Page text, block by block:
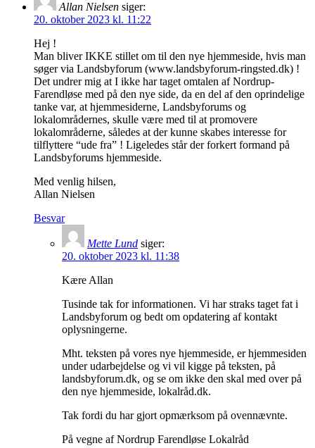
Allan Nielsen siger:
20. oktober 2023 kl. 11:22
Hej !
Man bliver IKKE stillet om til den nye hjemmeside, hvis man
søger via Landsbyforum (www.landsbyforum-ringsted.dk) !
Det undrer mig at I ikke har taget omtalen af Nordrup-
Farendløse med på den nye side, da en del af den oprindelige
tanke var, at hjemmesiderne, Landsbyforums og
lokalområdernes, skulle være med til at promovere
lokalområderne, således at der kunne skabes interesse for
tilflyttere “ude fra” ! Ligeledes står der forkert formand på
Landsbyforums hjemmeside.
Med venlig hilsen,
Allan Nielsen
Besvar
Mette Lund siger:
20. oktober 2023 kl. 11:38
Kære Allan
Tusinde tak for informationen. Vi har straks taget fat i
Landsbyforum og bedt om opdatering af kontakt
oplysningerne.
Mht. teksten på vores nye hjemmeside, er hjemmesiden
under udarbejdelse og vi vil kigge på teksten, på
landsbyforum.dk, og se om ikke den skal med over på
den nye hjemmeside, lokalråd.dk.
Tak fordi du har gjort opmærksom på ovennævnte.
På vegne af Nordrup Farendløse Lokalråd